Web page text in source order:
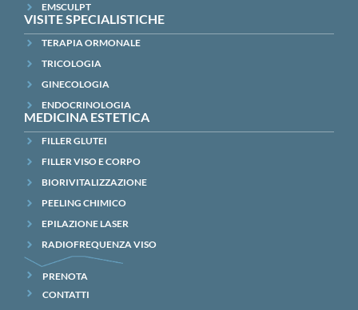
EMSCULPT
VISITE SPECIALISTICHE
TERAPIA ORMONALE
TRICOLOGIA
GINECOLOGIA
ENDOCRINOLOGIA
MEDICINA ESTETICA
FILLER GLUTEI
FILLER VISO E CORPO
BIORIVITALIZZAZIONE
PEELING CHIMICO
EPILAZIONE LASER
RADIOFREQUENZA VISO
PRENOTA
CONTATTI